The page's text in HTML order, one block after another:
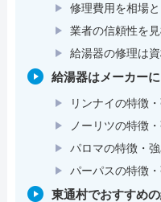
修理費用を相場
業者の信頼性を
給湯器の修理は
給湯器はメーカー
リンナイの特徴
ノーリツの特徴
パロマの特徴・
パーパスの特徴
東通村でおすすめ